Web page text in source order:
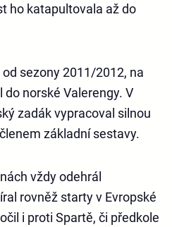
ho katapultovala až do
sezony 2011/2012, na
do norské Valerengy. V
zadák vypracoval silnou
základní sestavy.
vždy odehrál
rovněž starty v Evropské
i proti Spartě, či předkole